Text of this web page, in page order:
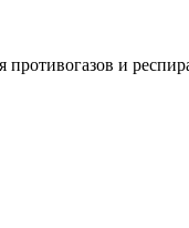
противогазов и